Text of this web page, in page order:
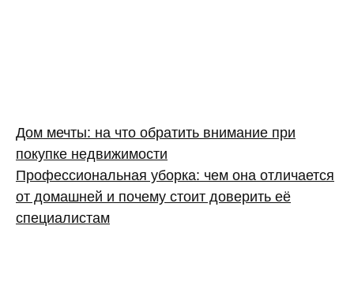
Дом мечты: на что обратить внимание при
покупке недвижимости
Профессиональная уборка: чем она отличается
от домашней и почему стоит доверить её
специалистам